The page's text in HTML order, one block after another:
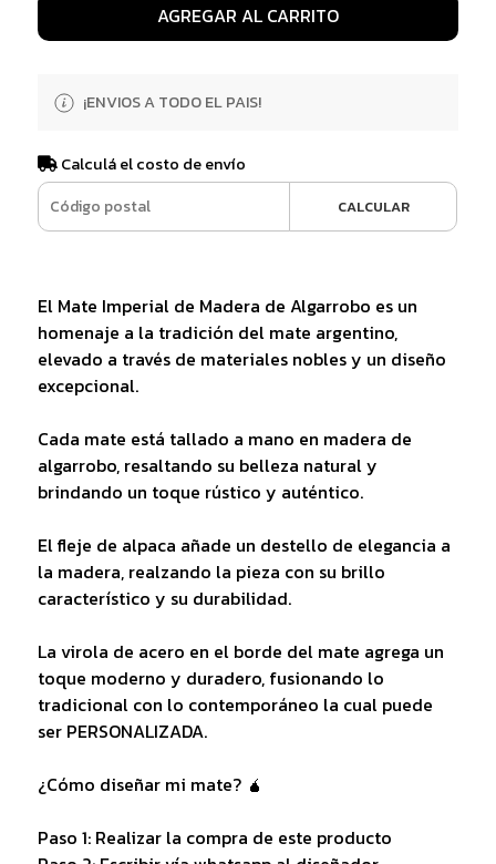
AGREGAR AL CARRITO
¡ENVIOS A TODO EL PAIS!
Calculá el costo de envío
CALCULAR
El Mate Imperial de Madera de Algarrobo es un
homenaje a la tradición del mate argentino,
elevado a través de materiales nobles y un diseño
excepcional.
Cada mate está tallado a mano en madera de
algarrobo, resaltando su belleza natural y
brindando un toque rústico y auténtico.
El fleje de alpaca añade un destello de elegancia a
la madera, realzando la pieza con su brillo
característico y su durabilidad.
La virola de acero en el borde del mate agrega un
toque moderno y duradero, fusionando lo
tradicional con lo contemporáneo la cual puede
ser PERSONALIZADA.
¿Cómo diseñar mi mate? 🧉
Paso 1: Realizar la compra de este producto